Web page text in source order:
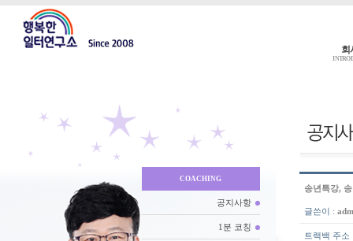
회
COACHING
공지사항
1분 코칭
송년특강,
글쓴이 :
트랙백 주소